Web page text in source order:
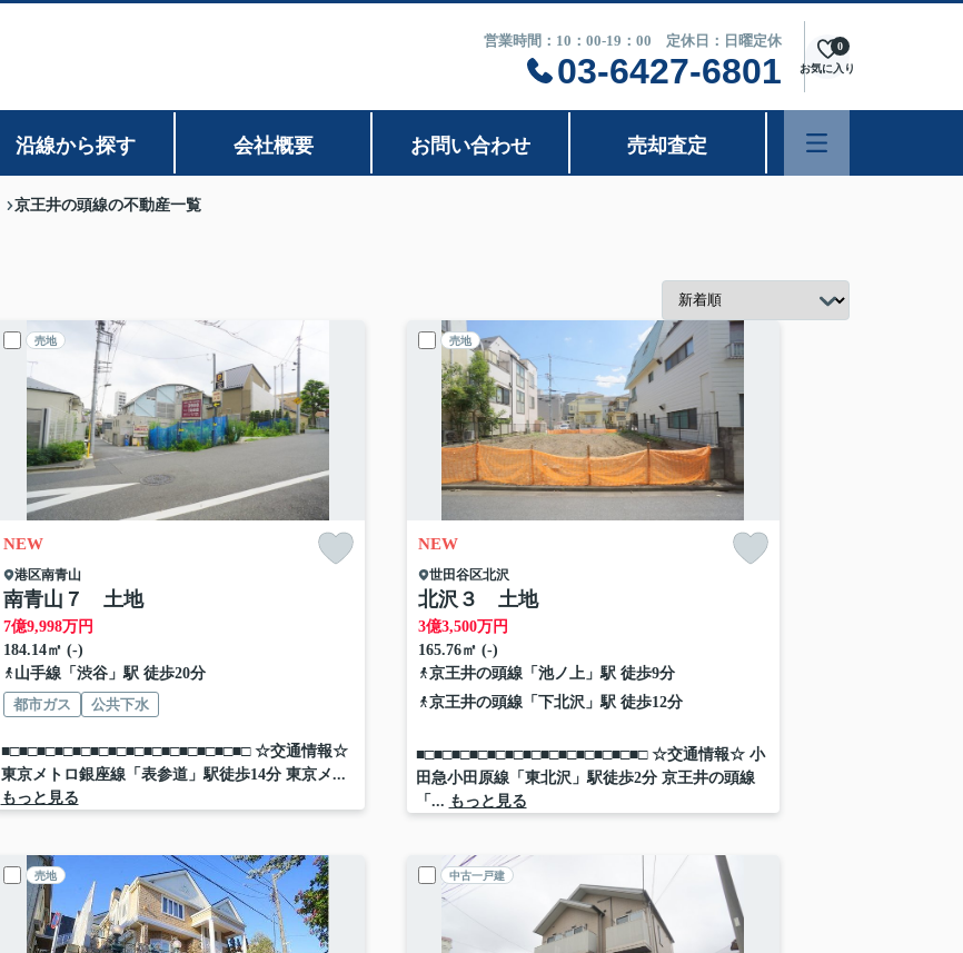
営業時間：10：00-19：00 定休日：日曜定休
03-6427-6801 お気に入り
0
沿線から探す 会社概要 お問い合わせ 売却査定
京王井の頭線の不動産一覧
売地
NEW
港区南青山
南青山７ 土地
7億9,998万円
184.14㎡ (-)
山手線「 渋谷」駅 徒歩20分
都市ガス
公共下水
■□■□■□■□■□■□■□■□■□■□■□■□■□■□ ☆交通情報☆
東京メトロ銀座線「表参道」駅徒歩14分 東京メ...
もっと見る
売地
NEW
世田谷区北沢
北沢３ 土地
3億3,500万円
165.76㎡ (-)
京王井の頭線「 池ノ上」駅 徒歩9分
京王井の頭線「 下北沢」駅 徒歩12分
■□■□■□■□■□■□■□■□■□■□■□■□■□ ☆交通情報☆ 小
田急小田原線「東北沢」駅徒歩2分 京王井の頭線
「... もっと見る
売地 中古一戸建